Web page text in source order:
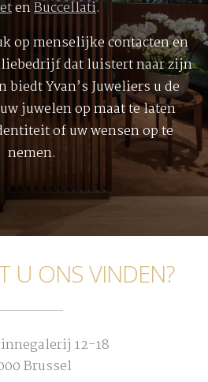
enBuccellati.
op menselijke contacten en
dat luistert naar zijn
Yvan’s Juweliers u de
juwelen op maat te laten
of uw wensen op te
nemen.
U ONS VINDEN?
12-18
Brussel